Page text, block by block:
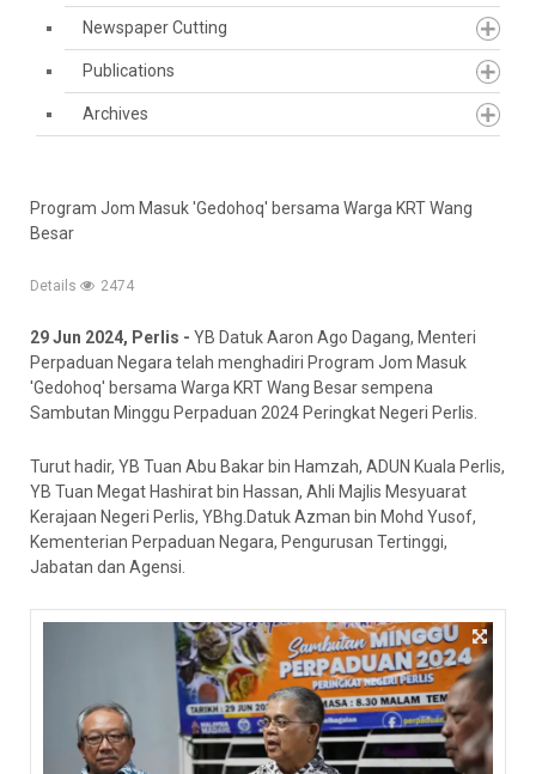
Newspaper Cutting
Publications
Archives
Program Jom Masuk 'Gedohoq' bersama Warga KRT Wang
Besar
Details 2474
29 Jun 2024, Perlis - YB Datuk Aaron Ago Dagang, Menteri
Perpaduan Negara telah menghadiri Program Jom Masuk
'Gedohoq' bersama Warga KRT Wang Besar sempena
Sambutan Minggu Perpaduan 2024 Peringkat Negeri Perlis.
Turut hadir, YB Tuan Abu Bakar bin Hamzah, ADUN Kuala Perlis,
YB Tuan Megat Hashirat bin Hassan, Ahli Majlis Mesyuarat
Kerajaan Negeri Perlis, YBhg.Datuk Azman bin Mohd Yusof,
Kementerian Perpaduan Negara, Pengurusan Tertinggi,
Jabatan dan Agensi.